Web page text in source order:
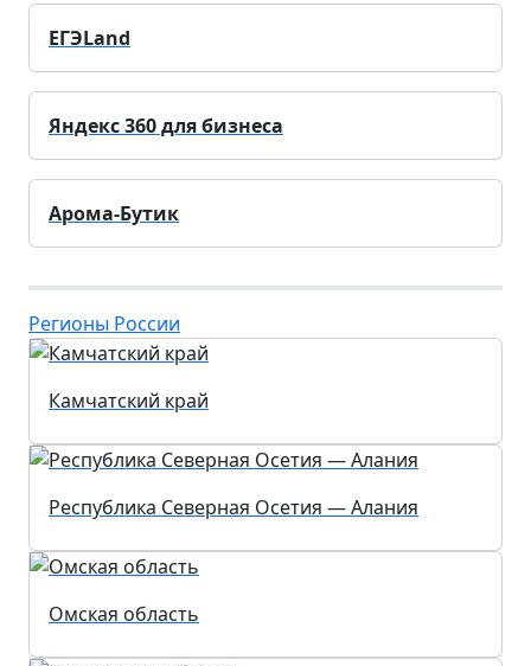
ЕГЭLand
Яндекс 360 для бизнеса
Арома-Бутик
Регионы России
Камчатский край
Республика Северная Осетия — Алания
Омская область